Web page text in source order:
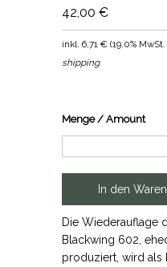
42,00 €
inkl.6,71 € (19.0%
shipping
Menge / Amount
Die Wiederauflage
Blackwing 602,
produziert, wird als